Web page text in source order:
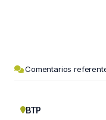
Comentarios
BTP